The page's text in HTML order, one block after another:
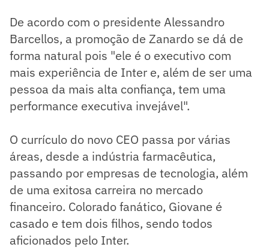
De acordo com o presidente Alessandro
Barcellos, a promoção de Zanardo se dá de
forma natural pois "ele é o executivo com
mais experiência de Inter e, além de ser uma
pessoa da mais alta confiança, tem uma
performance executiva invejável".
O currículo do novo CEO passa por várias
áreas, desde a indústria farmacêutica,
passando por empresas de tecnologia, além
de uma exitosa carreira no mercado
financeiro. Colorado fanático, Giovane é
casado e tem dois filhos, sendo todos
aficionados pelo Inter.